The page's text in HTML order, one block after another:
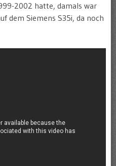
2002 hatte, damals war
dem Siemens S35i, da noch